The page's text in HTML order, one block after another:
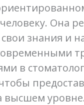
Она
знания и
в
высшем уровне.